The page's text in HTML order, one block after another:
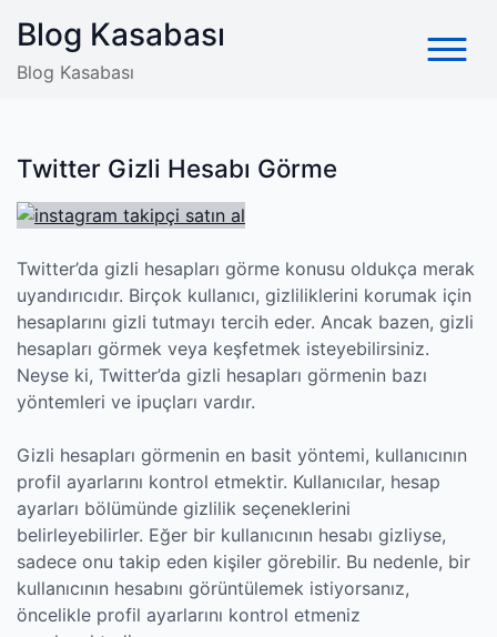
content
Blog Kasabası
Blog Kasabası
Twitter Gizli Hesabı Görme
Twitter’da gizli hesapları görme konusu oldukça merak
uyandırıcıdır. Birçok kullanıcı, gizliliklerini korumak için
hesaplarını gizli tutmayı tercih eder. Ancak bazen, gizli
hesapları görmek veya keşfetmek isteyebilirsiniz.
Neyse ki, Twitter’da gizli hesapları görmenin bazı
yöntemleri ve ipuçları vardır.
Gizli hesapları görmenin en basit yöntemi, kullanıcının
profil ayarlarını kontrol etmektir. Kullanıcılar, hesap
ayarları bölümünde gizlilik seçeneklerini
belirleyebilirler. Eğer bir kullanıcının hesabı gizliyse,
sadece onu takip eden kişiler görebilir. Bu nedenle, bir
kullanıcının hesabını görüntülemek istiyorsanız,
öncelikle profil ayarlarını kontrol etmeniz